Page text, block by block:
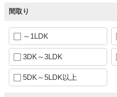
間取り
～1LDK
3DK～3LDK
5DK～5LDK以上